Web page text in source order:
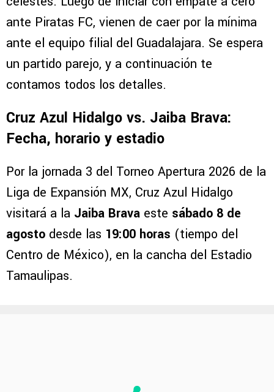
ante Piratas FC, vienen de caer por la mínima
ante el equipo filial del Guadalajara. Se espera
un partido parejo, y a continuación te
contamos todos los detalles.
Cruz Azul Hidalgo vs. Jaiba Brava:
Fecha, horario y estadio
Por la jornada 3 del Torneo Apertura 2026 de la
Liga de Expansión MX, Cruz Azul Hidalgo
visitará a la Jaiba Brava este sábado 8 de
agosto desde las 19:00 horas (tiempo del
Centro de México), en la cancha del Estadio
Tamaulipas.